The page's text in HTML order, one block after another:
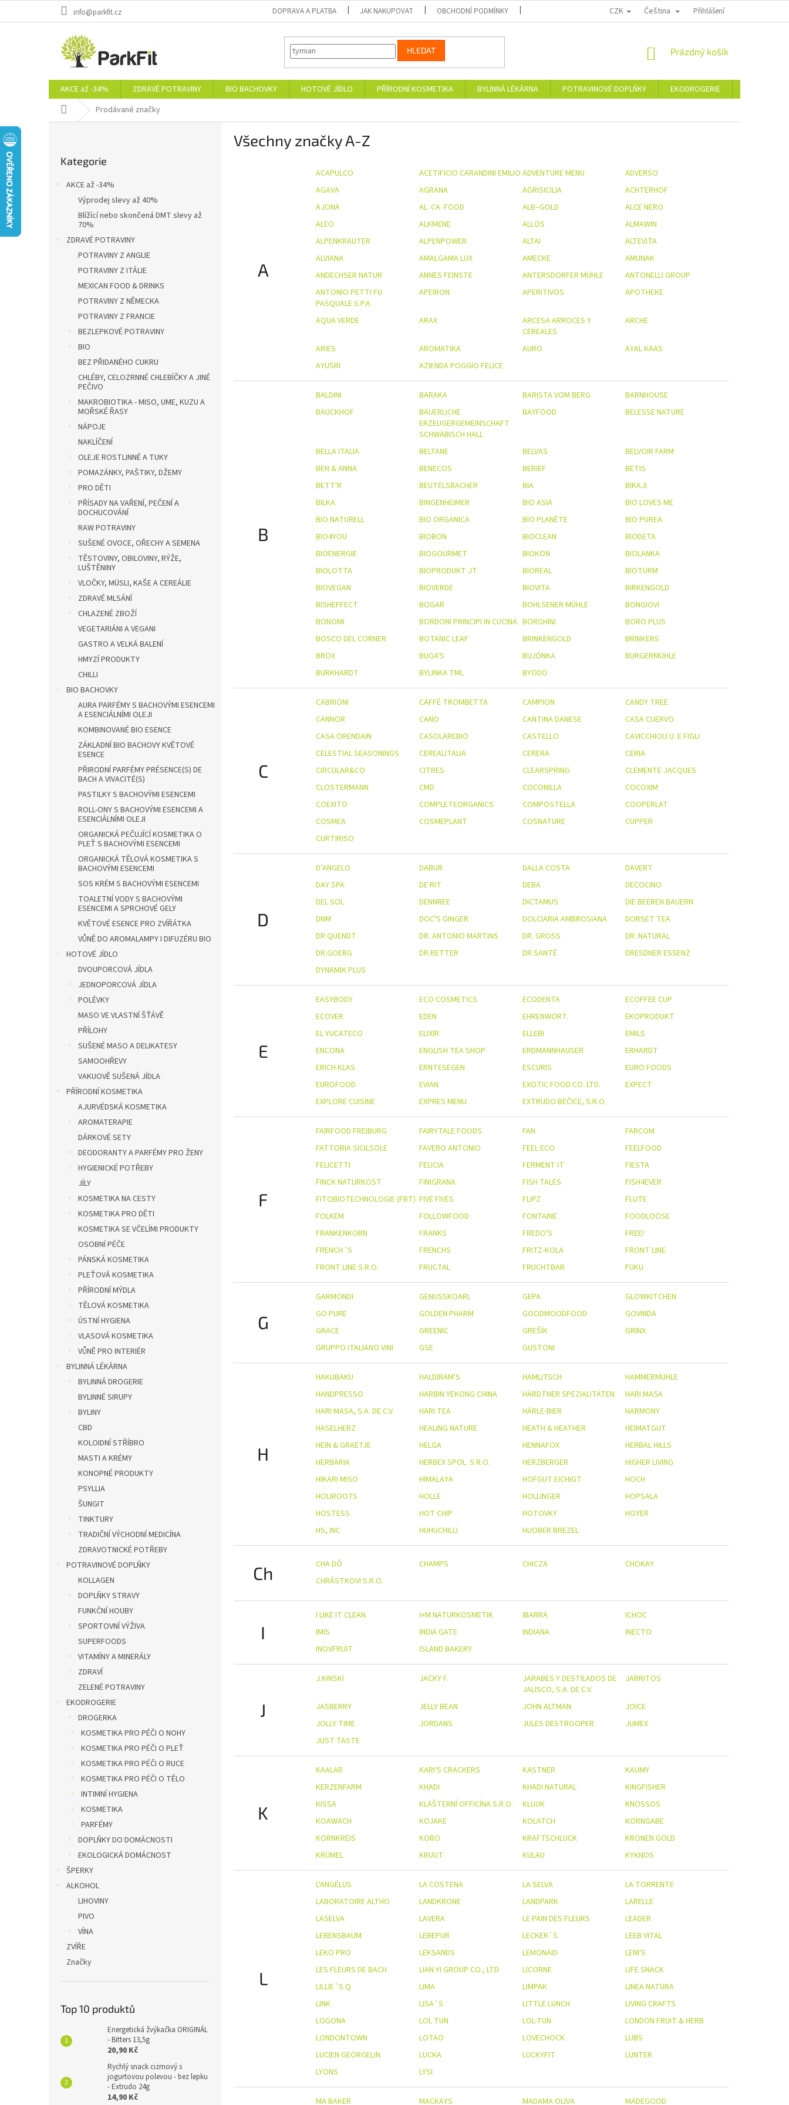
info@parkfit.cz DOPRAVA A PLATBA JAK NAKUPOVAT OBCHODNÍ PODMÍNKY PODMÍNKY OCHRANY OSOBNÍCH ÚDAJŮ MOJE OBJEDNÁVKA
CZK Čeština Přihlášení
HLEDAT
NÁKUPNÍ
Prázdný košík
AKCE až -34% ZDRAVÉ POTRAVINY BIO BACHOVKY HOTOVÉ JÍDLO PŘÍRODNÍ KOSMETIKA BYLINNÁ LÉKÁRNA POTRAVINOVÉ DOPLŇKY EKODROGERIE
Domů Prodávané značky
kategorie
Kategorie
AKCE až -34%
Výprodej slevy až 40%
Blížící nebo skončená DMT slevy až
70%
ZDRAVÉ POTRAVINY
POTRAVINY Z ANGLIE
POTRAVINY Z ITÁLIE
MEXICAN FOOD & DRINKS
POTRAVINY Z NĚMECKA
POTRAVINY Z FRANCIE
BEZLEPKOVÉ POTRAVINY
BIO
BEZ PŘIDANÉHO CUKRU
CHLÉBY, CELOZRNNÉ CHLEBÍČKY A JINÉ
PEČIVO
MAKROBIOTIKA - MISO, UME, KUZU A
MOŘSKÉ ŘASY
NÁPOJE
NAKLÍČENÍ
OLEJE ROSTLINNÉ A TUKY
POMAZÁNKY, PAŠTIKY, DŽEMY
PRO DĚTI
PŘÍSADY NA VAŘENÍ, PEČENÍ A
DOCHUCOVÁNÍ
RAW POTRAVINY
SUŠENÉ OVOCE, OŘECHY A SEMENA
TĚSTOVINY, OBILOVINY, RÝŽE,
LUŠTĚNINY
VLOČKY, MÜSLI, KAŠE A CEREÁLIE
ZDRAVÉ MLSÁNÍ
CHLAZENÉ ZBOŽÍ
VEGETARIÁNI A VEGANI
GASTRO A VELKÁ BALENÍ
HMYZÍ PRODUKTY
CHILLI
BIO BACHOVKY
AURA PARFÉMY S BACHOVÝMI ESENCEMI
A ESENCIÁLNÍMI OLEJI
KOMBINOVANÉ BIO ESENCE
ZÁKLADNÍ BIO BACHOVY KVĚTOVÉ
ESENCE
PŘIRODNÍ PARFÉMY PRÉSENCE(S) DE
BACH A VIVACITÉ(S)
PASTILKY S BACHOVÝMI ESENCEMI
ROLL-ONY S BACHOVÝMI ESENCEMI A
ESENCIÁLNÍMI OLEJI
ORGANICKÁ PEČUJÍCÍ KOSMETIKA O
PLEŤ S BACHOVÝMI ESENCEMI
ORGANICKÁ TĚLOVÁ KOSMETIKA S
BACHOVÝMI ESENCEMI
SOS KRÉM S BACHOVÝMI ESENCEMI
TOALETNÍ VODY S BACHOVÝMI
ESENCEMI A SPRCHOVÉ GELY
KVĚTOVÉ ESENCE PRO ZVÍŘÁTKA
VŮNĚ DO AROMALAMPY I DIFUZÉRU BIO
HOTOVÉ JÍDLO
DVOUPORCOVÁ JÍDLA
JEDNOPORCOVÁ JÍDLA
POLÉVKY
MASO VE VLASTNÍ ŠŤÁVĚ
PŘÍLOHY
SUŠENÉ MASO A DELIKATESY
SAMOOHŘEVY
VAKUOVĚ SUŠENÁ JÍDLA
PŘÍRODNÍ KOSMETIKA
AJURVÉDSKÁ KOSMETIKA
AROMATERAPIE
DÁRKOVÉ SETY
DEODORANTY A PARFÉMY PRO ŽENY
HYGIENICKÉ POTŘEBY
JÍLY
KOSMETIKA NA CESTY
KOSMETIKA PRO DĚTI
KOSMETIKA SE VČELÍMI PRODUKTY
OSOBNÍ PÉČE
PÁNSKÁ KOSMETIKA
PLEŤOVÁ KOSMETIKA
PŘÍRODNÍ MÝDLA
TĚLOVÁ KOSMETIKA
ÚSTNÍ HYGIENA
VLASOVÁ KOSMETIKA
VŮNĚ PRO INTERIÉR
BYLINNÁ LÉKÁRNA
BYLINNÁ DROGERIE
BYLINNÉ SIRUPY
BYLINY
CBD
KOLOIDNÍ STŘÍBRO
MASTI A KRÉMY
KONOPNÉ PRODUKTY
PSYLLIA
ŠUNGIT
TINKTURY
TRADIČNÍ VÝCHODNÍ MEDICÍNA
ZDRAVOTNICKÉ POTŘEBY
POTRAVINOVÉ DOPLŇKY
KOLLAGEN
DOPLŇKY STRAVY
FUNKČNÍ HOUBY
SPORTOVNÍ VÝŽIVA
SUPERFOODS
VITAMÍNY A MINERÁLY
ZDRAVÍ
ZELENÉ POTRAVINY
EKODROGERIE
DROGERKA
KOSMETIKA PRO PÉČI O NOHY
KOSMETIKA PRO PÉČI O PLEŤ
KOSMETIKA PRO PÉČI O RUCE
KOSMETIKA PRO PÉČI O TĚLO
INTIMNÍ HYGIENA
KOSMETIKA
PARFÉMY
DOPLŇKY DO DOMÁCNOSTI
EKOLOGICKÁ DOMÁCNOST
ŠPERKY
ALKOHOL
LIHOVINY
PIVO
VÍNA
ZVÍŘE
Značky
Top 10 produktů
Energetická žvýkačka ORIGINÁL
- Bitters 13,5g
20,90 Kč
Rychlý snack cizrnový s
jogurtovou polevou - bez lepku
- Extrudo 24g
14,90 Kč
Všechny značky A-Z
A
ACAPULCO ACETIFICIO CARANDINI EMILIO ADVENTURE MENU
ADVERSO
AGAVA
AGRANA AGRISICILIA
ACHTERHOF
AJONA
AL. CA. FOOD ALB–GOLD
ALCE NERO
ALEO
ALKMENE ALLOS
ALMAWIN
ALPENKRÄUTER
ALPENPOWER ALTAI
ALTEVITA
ALVIANA
AMALGAMA LUX AMECKE
AMUNAK
ANDECHSER NATUR
ANNES FEINSTE ANTERSDORFER MÜHLE
ANTONELLI GROUP
ANTONIO PETTI FU
PASQUALE S.P.A.
APEIRON APERITIVOS APOTHEKE
AQUA VERDE ARAX
ARCESA ARROCES Y
CEREALES
ARCHE
ARIES AROMATIKA AURO
AYAL KAAS
AYUSRI
AZIENDA POGGIO FELICE
B
BALDINI BARAKA BARISTA VOM BERG
BARNHOUSE
BAUCKHOF
BÄUERLICHE
ERZEUGERGEMEINSCHAFT
SCHWÄBISCH HALL
BAYFOOD BELESSE NATURE
BELLA ITALIA BELTANE BELVAS
BELVOIR FARM
BEN & ANNA
BENECOS BERIEF
BETIS
BETT'R
BEUTELSBACHER BIA
BIKAJI
BILKA
BINGENHEIMER BIO ASIA
BIO LOVES ME
BIO NATURELL
BIO ORGANICA BIO PLANÈTE
BIO PUREA
BIO4YOU
BIOBON BIOCLEAN
BIODETA
BIOENERGIE
BIOGOURMET BIOKON
BIOLANKA
BIOLOTTA
BIOPRODUKT JT BIOREAL
BIOTURM
BIOVEGAN
BIOVERDE BIOVITA
BIRKENGOLD
BISHEFFECT
BOGAR BOHLSENER MÜHLE
BONGIOVI
BONOMI
BORDONI PRINCIPI IN CUCINA BORGHINI
BORO PLUS
BOSCO DEL CORNER
BOTANIC LEAF BRINKENGOLD
BRINKERS
BROX
BUGA'S BUJÓNKA
BURGERMÜHLE
BURKHARDT
BYLINKA TML BYODO
C
CABRIONI CAFFÉ TROMBETTA CAMPION
CANDY TREE
CANNOR
CANO CANTINA DANESE
CASA CUERVO
CASA ORENDAIN
CASOLAREBIO CASTELLO
CAVICCHIOLI U. E FIGLI
CELESTIAL SEASONINGS
CEREALITALIA CERERA
CERIA
CIRCULAR&CO
CITRES CLEARSPRING
CLEMENTE JACQUES
CLOSTERMANN
CMD COCONILLA
COCOXIM
COEXITO
COMPLETEORGANICS COMPOSTELLA
COOPERLAT
COSMEA
COSMEPLANT COSNATURE
CUPPER
CURTIRISO
D
D’ANGELO DABUR DALLA COSTA
DAVERT
DAY SPA
DE RIT DEBA
DECOCINO
DEL SOL
DENNREE DICTAMUS
DIE BEEREN BAUERN
DNM
DOC'S GINGER DOLCIARIA AMBROSIANA
DORSET TEA
DR QUENDT
DR. ANTONIO MARTINS DR. GROSS
DR. NATURAL
DR.GOERG
DR.RETTER DR.SANTÉ
DRESDNER ESSENZ
DYNAMIK PLUS
E
EASYBODY ECO COSMETICS ECODENTA
ECOFFEE CUP
ECOVER
EDEN EHRENWORT.
EKOPRODUKT
EL YUCATECO
ELIXIR ELLEBI
EMILS
ENCONA
ENGLISH TEA SHOP ERDMANNHAUSER
ERHARDT
ERICH KLAS
ERNTESEGEN ESCURIS
EURO FOODS
EUROFOOD
EVIAN EXOTIC FOOD CO. LTD.
EXPECT
EXPLORE CUISINE
EXPRES MENU EXTRUDO BEČICE, S.R.O.
F
FAIRFOOD FREIBURG FAIRYTALE FOODS FAN
FARCOM
FATTORIA SICILSOLE
FAVERO ANTONIO FEEL ECO
FEELFOOD
FELICETTI
FELICIA FERMENT IT
FIESTA
FINCK NATURKOST
FINIGRANA FISH TALES
FISH4EVER
FITOBIOTECHNOLOGIE (FBT) FIVE FIVES FLIPZ
FLUTE
FOLKEM
FOLLOWFOOD FONTAINE
FOODLOOSE
FRANKENKORN
FRANKS FREDO'S
FREE!
FRENCH´S
FRENCHS FRITZ-KOLA
FRONT LINE
FRONT LINE S.R.O.
FRUCTAL FRUCHTBAR FUKU
G
GARMONDI GENUSSKOARL GEPA
GLOWKITCHEN
GO PURE
GOLDEN PHARM GOODMOODFOOD
GOVINDA
GRACE
GREENIC GREŠÍK
GRINX
GRUPPO ITALIANO VINI
GSE GUSTONI
H
HAKUBAKU HALDIRAM'S HAMLITSCH
HAMMERMÜHLE
HANDPRESSO
HARBIN YEKONG CHINA HÄRDTNER SPEZIALITÄTEN
HARI MASA
HARI MASA, S.A. DE C.V.
HARI TEA HÄRLE-BIER
HARMONY
HASELHERZ
HEALING NATURE HEATH & HEATHER
HEIMATGUT
HEIN & GRAETJE
HELGA HENNAFOX
HERBAL HILLS
HERBARIA
HERBEX SPOL. S R.O. HERZBERGER
HIGHER LIVING
HIKARI MISO
HIMALAYA HOFGUT EICHIGT
HOCH
HOLIROOTS
HOLLE HOLLINGER
HOPSALA
HOSTESS
HOT CHIP HOTOVKY
HOYER
HS, INC
HUHUCHILLI HUOBER BREZEL
Ch CHA DÔ CHAMPS CHICZA
CHOKAY
CHRÁSTKOVI S.R.O.
I
I LIKE IT CLEAN I+M NATURKOSMETIK IBARRA
ICHOC
IMIS
INDIA GATE INDIANA
INECTO
INOVFRUIT
ISLAND BAKERY
J
J.KINSKI JACKY F.
JARABES Y DESTILADOS DE
JALISCO, S.A. DE C.V.
JARRITOS
JASBERRY JELLY BEAN JOHN ALTMAN
JOICE
JOLLY TIME
JORDANS JULES DESTROOPER
JUMEX
JUST TASTE
K
KAALAR KARI'S CRACKERS KASTNER
KAUMY
KERZENFARM
KHADI KHADI NATURAL
KINGFISHER
KISSA
KLÁŠTERNÍ OFFICÍNA S.R.O. KLUUK
KNOSSOS
KOAWACH
KOJAKE KOLATCH
KORNGABE
KORNKREIS
KORO KRAFTSCHLUCK
KRONEN GOLD
KRÜMEL
KRUUT KULAU KYKNOS
L
L'ANGÉLUS LA COSTENA LA SELVA
LA TORRENTE
LABORATOIRE ALTHO
LANDKRONE LANDPARK
LARELLE
LASELVA
LAVERA LE PAIN DES FLEURS
LEADER
LEBENSBAUM
LEBEPUR LECKER´S
LEEB VITAL
LEKO PRO
LEKSANDS LEMONAID
LENI'S
LES FLEURS DE BACH
LIAN YI GROUP CO., LTD LICORNE
LIFE SNACK
LILLIE´S Q
LIMA LIMPAK
LINEA NATURA
LINK
LISA´S LITTLE LUNCH
LIVING CRAFTS
LOGONA
LOL TUN LOL-TUN
LONDON FRUIT & HERB
LONDONTOWN
LOTAO LOVECHOCK
LUBS
LUCIEN GEORGELIN
LUCKA LUCKYFIT
LUNTER
LYONS
LYSI
MA BAKER MACKAYS MADAMA OLIVA MADEGOOD